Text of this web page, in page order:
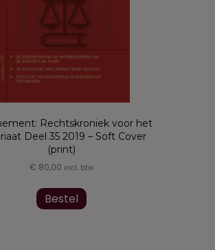
Rechtskroniek voor het
Deel 35 2019 – Soft Cover
(print)
€ 80,00 incl. btw
Bestel